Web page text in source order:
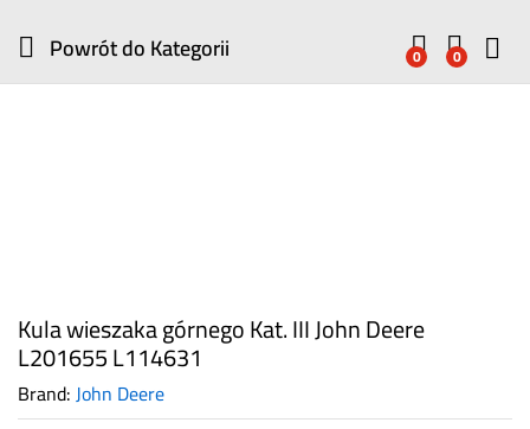
Powrót doKategorii 0 0
Kula wieszaka górnego Kat. III John Deere
L201655 L114631
Brand:John Deere